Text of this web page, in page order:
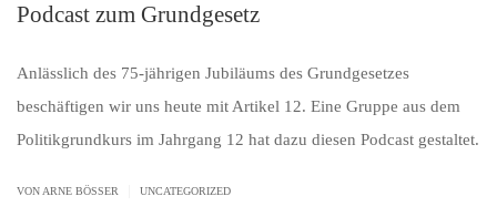
Podcast zum Grundgesetz
Anlässlich des 75-jährigen Jubiläums des Grundgesetzes
beschäftigen wir uns heute mit Artikel 12. Eine Gruppe aus dem
Politikgrundkurs im Jahrgang 12 hat dazu diesen Podcast gestaltet.
VON ARNE BÖSSER UNCATEGORIZED